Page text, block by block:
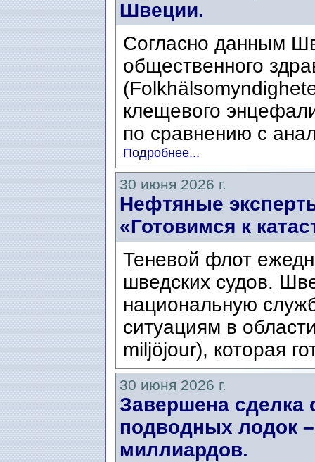
Швеции.
Согласно данным
общественного
клещевого
по сравнению с
Подробнее...
30 июня 2026 г.
Нефтяные
«Готовимся к
Теневой флот
шведских судов.
национальную
ситуациям в
miljöjour), которая
30 июня 2026 г.
Завершена сделка
подводных лодок
миллиардов.